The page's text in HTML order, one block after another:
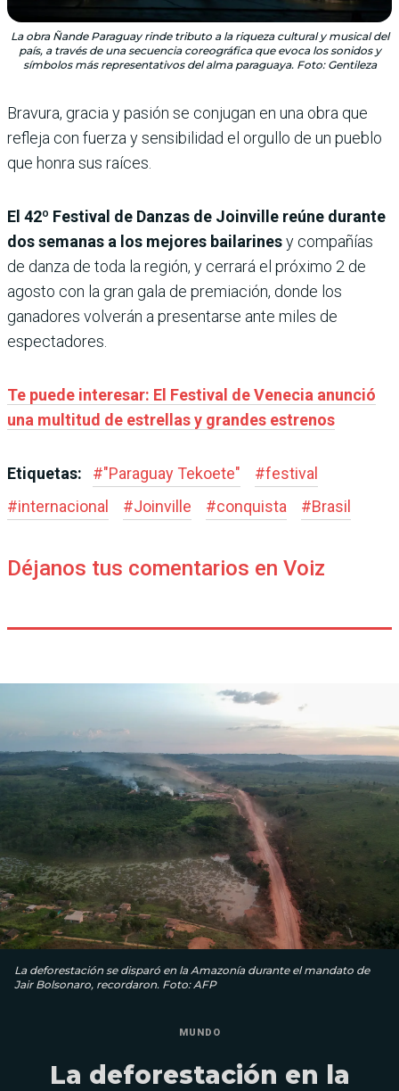
La obra Ñande Paraguay rinde tributo a la riqueza cultural y musical del
país, a través de una secuencia coreográfica que evoca los sonidos y
símbolos más representativos del alma paraguaya. Foto: Gentileza
Bravura, gracia y pasión se conjugan en una obra que
refleja con fuerza y sensibilidad el orgullo de un pueblo
que honra sus raíces.
El 42º Festival de Danzas de Joinville reúne durante
dos semanas a los mejores bailarinesy compañías
de danza de toda la región, y cerrará el próximo 2 de
agosto con la gran gala de premiación, donde los
ganadores volverán a presentarse ante miles de
espectadores.
Te puede interesar: El Festival de Venecia anunció
una multitud de estrellas y grandes estrenos
Etiquetas: #"Paraguay Tekoete" #festival
#internacional #Joinville #conquista #Brasil
Déjanos tus comentarios en Voiz
La deforestación se disparó en la Amazonía durante el mandato de
Jair Bolsonaro, recordaron. Foto: AFP
MUNDO
La deforestación en la